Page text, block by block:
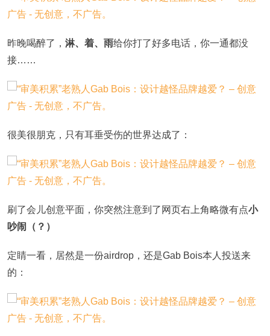
昨晚喝醉了， 淋、着、雨给你打了好多电话，你一通都没
接……
很美很朋克，只有耳垂受伤的世界达成了：
刷了会儿创意平面，你突然注意到了网页右上角略微有点小
吵闹（？）
定睛一看，居然是一份airdrop，还是Gab Bois本人投送来
的：